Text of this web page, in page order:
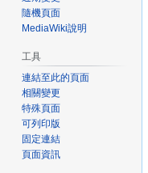
隨機頁面
MediaWiki說明
工具
連結至此的頁面
相關變更
特殊頁面
可列印版
固定連結
頁面資訊